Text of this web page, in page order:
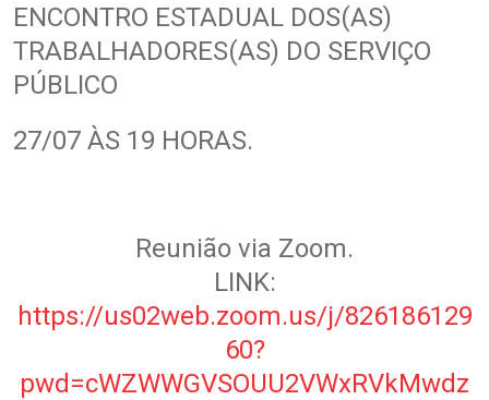
ENCONTRO ESTADUAL DOS(AS)
TRABALHADORES(AS) DO SERVIÇO
PÚBLICO
27/07 ÀS 19 HORAS.
Reunião via Zoom.
LINK:
https://us02web.zoom.us/j/826186129
60?
pwd=cWZWWGVSOUU2VWxRVkMwdz